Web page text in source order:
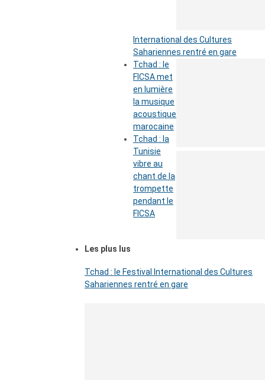
International des Cultures
Sahariennes rentré en gare
Tchad : le
FICSA met
en lumière
la musique
acoustique
marocaine
Tchad : la
Tunisie
vibre au
chant de la
trompette
pendant le
FICSA
Les plus lus
Tchad : le Festival International des Cultures
Sahariennes rentré en gare